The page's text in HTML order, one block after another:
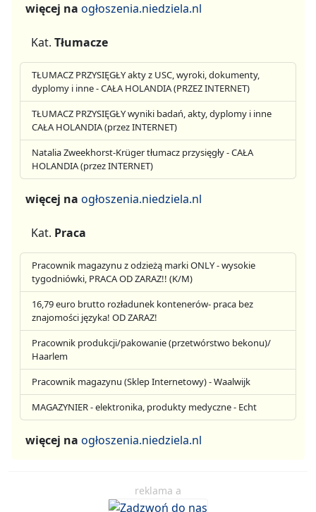
więcej na ogłoszenia.niedziela.nl
Kat. Tłumacze
TŁUMACZ PRZYSIĘGŁY akty z USC, wyroki, dokumenty,
dyplomy i inne - CAŁA HOLANDIA (PRZEZ INTERNET)
TŁUMACZ PRZYSIĘGŁY wyniki badań, akty, dyplomy i inne
CAŁA HOLANDIA (przez INTERNET)
Natalia Zweekhorst-Krüger tłumacz przysięgły - CAŁA
HOLANDIA (przez INTERNET)
więcej na ogłoszenia.niedziela.nl
Kat. Praca
Pracownik magazynu z odzieżą marki ONLY - wysokie
tygodniówki, PRACA OD ZARAZ!! (K/M)
16,79 euro brutto rozładunek kontenerów- praca bez
znajomości języka! OD ZARAZ!
Pracownik produkcji/pakowanie (przetwórstwo bekonu)/
Haarlem
Pracownik magazynu (Sklep Internetowy) - Waalwijk
MAGAZYNIER - elektronika, produkty medyczne - Echt
więcej na ogłoszenia.niedziela.nl
reklama a